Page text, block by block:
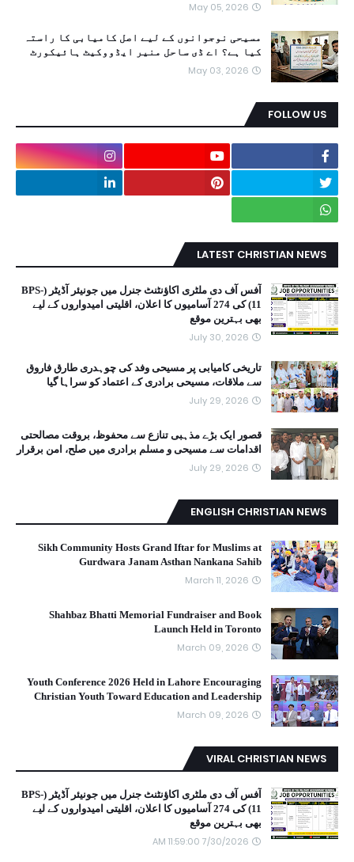
May 05, 2026
مسیحی نوجوانوں کے لیے اصل کامیابی کا راستہ
کیا ہے؟ اے ڈی ساحل منیر ایڈووکیٹ ہائیکورٹ
May 03, 2026
FOLLOW US
LATEST CHRISTIAN NEWS
آفس آف دی ملٹری اکاؤنٹنٹ جنرل میں جونیئر آڈیٹر (BPS-
11) کی 274 آسامیوں کا اعلان، اقلیتی امیدواروں کے لیے
بھی بہترین موقع
July 30, 2026
تاریخی کامیابی پر مسیحی وفد کی چوہدری طارق فاروق
سے ملاقات، مسیحی برادری کے اعتماد کو سراہا گیا
July 29, 2026
قصور ایک بڑے مذہبی تنازع سے محفوظ، بروقت مصالحتی
اقدامات سے مسیحی و مسلم برادری میں صلح، امن برقرار
July 29, 2026
ENGLISH CHRISTIAN NEWS
Sikh Community Hosts Grand Iftar for Muslims at
Gurdwara Janam Asthan Nankana Sahib
March 11, 2026
Shahbaz Bhatti Memorial Fundraiser and Book
Launch Held in Toronto
March 09, 2026
Youth Conference 2026 Held in Lahore Encouraging
Christian Youth Toward Education and Leadership
March 09, 2026
VIRAL CHRISTIAN NEWS
آفس آف دی ملٹری اکاؤنٹنٹ جنرل میں جونیئر آڈیٹر (BPS-
11) کی 274 آسامیوں کا اعلان، اقلیتی امیدواروں کے لیے
بھی بہترین موقع
7/30/2026 11:59:00 AM